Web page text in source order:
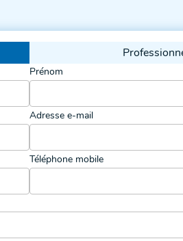
Prénom
Adresse e-mail
Téléphone mobile